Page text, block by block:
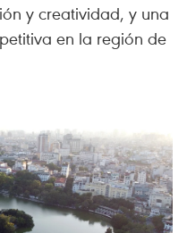
y creatividad, y una
en la región de